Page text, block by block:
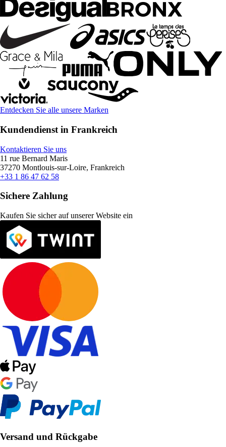
Entdecken Sie alle unsere Marken
Kundendienst in Frankreich
Kontaktieren Sie uns
11 rue Bernard Maris
37270 Montlouis-sur-Loire, Frankreich
+33 1 86 47 62 58
Sichere Zahlung
Kaufen Sie sicher auf unserer Website ein
Versand und Rückgabe